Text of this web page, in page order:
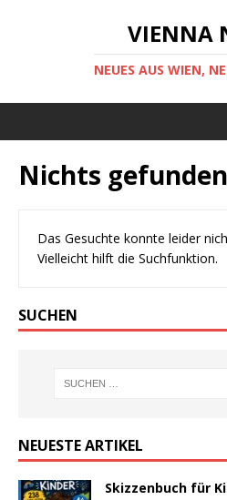
VIENNA
NEUES AUS WIEN,
Nichts gefunden
Das Gesuchte konnte leider
Vielleicht hilft die Suchfunktion.
SUCHEN
NEUESTE ARTIKEL
Skizzenbuch für